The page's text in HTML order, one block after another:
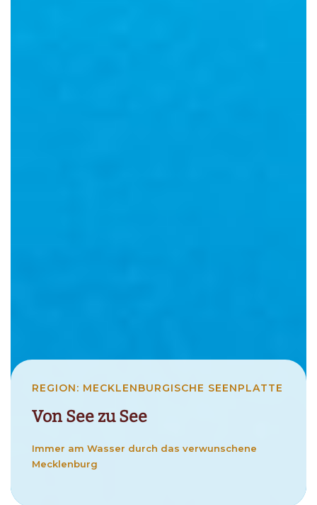
REGION: MECKLENBURGISCHE SEENPLATTE
Von See zu See
Immer am Wasser durch das verwunschene
Mecklenburg